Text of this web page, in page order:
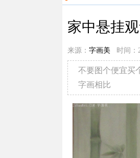
家中悬挂
来源： 字画美 时间：
不要图个便宜买
字画相比